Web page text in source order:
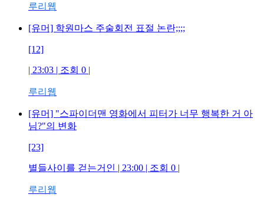
루리웹
[유머] 학원마스 주술회전 표절 논란;;;;
[12]
| 23:03 | 조회 0 |
루리웹
[유머] "스파이더맨 영화에서 피터가 너무 행복한 거 아
님?"의 변화
[23]
별들사이를 걷는거인 | 23:00 | 조회 0 |
루리웹